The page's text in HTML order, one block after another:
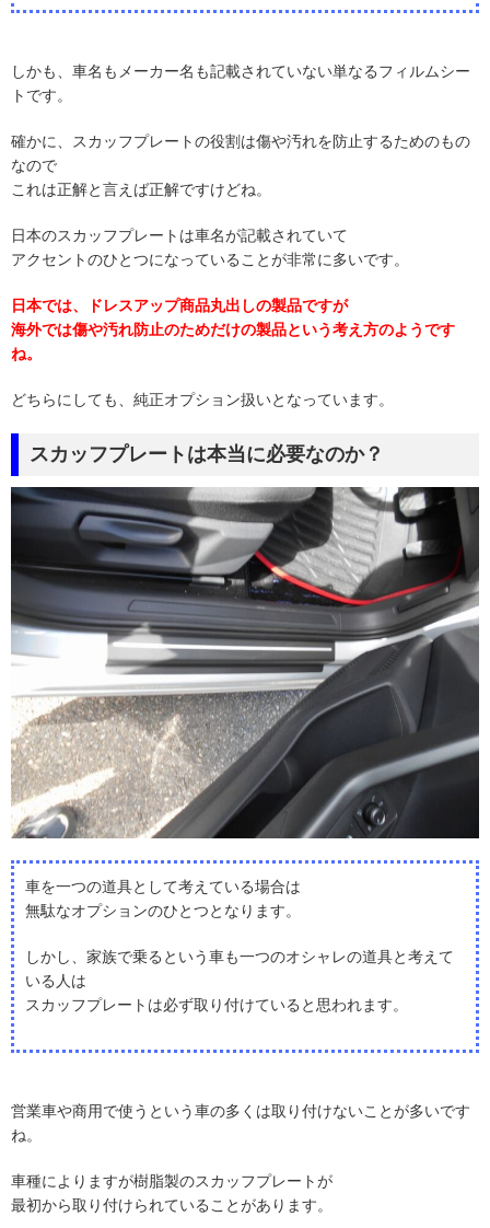
しかも、車名もメーカー名も記載されていない単なるフィルムシー
トです。
確かに、スカッフプレートの役割は傷や汚れを防止するためのもの
なので
これは正解と言えば正解ですけどね。
日本のスカッフプレートは車名が記載されていて
アクセントのひとつになっていることが非常に多いです。
日本では、ドレスアップ商品丸出しの製品ですが
海外では傷や汚れ防止のためだけの製品という考え方のようです
ね。
どちらにしても、純正オプション扱いとなっています。
スカッフプレートは本当に必要なのか？
車を一つの道具として考えている場合は
無駄なオプションのひとつとなります。
しかし、家族で乗るという車も一つのオシャレの道具と考えて
いる人は
スカッフプレートは必ず取り付けていると思われます。
営業車や商用で使うという車の多くは取り付けないことが多いです
ね。
車種によりますが樹脂製のスカッフプレートが
最初から取り付けられていることがあります。